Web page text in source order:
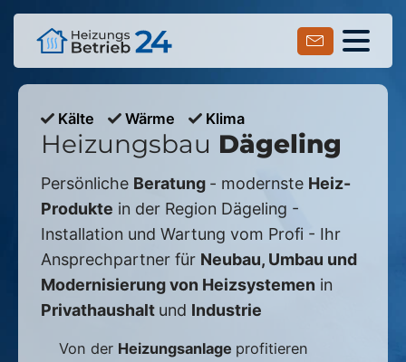
Kälte Wärme Klima
Heizungsbau Dägeling
Persönliche Beratung - modernste Heiz-
Produkte in der Region Dägeling -
Installation und Wartung vom Profi - Ihr
Ansprechpartner für Neubau, Umbau und
Modernisierung von Heizsystemen in
Privathaushalt und Industrie
Von der Heizungsanlage profitieren